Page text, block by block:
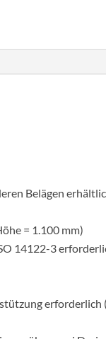
Belägen
= 1.100 mm)
14122-3
erforderlich